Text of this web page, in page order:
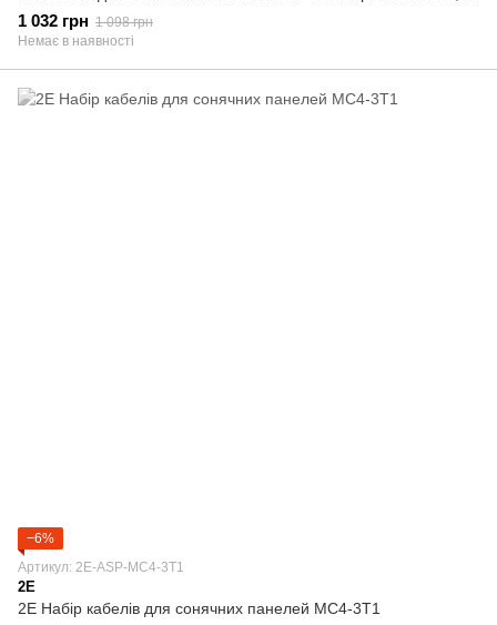
1 032 грн 1 098 грн
Немає в наявності
−6%
Артикул: 2E-ASP-MC4-3T1
2E
2E Набір кабелів для сонячних панелей MC4-3T1